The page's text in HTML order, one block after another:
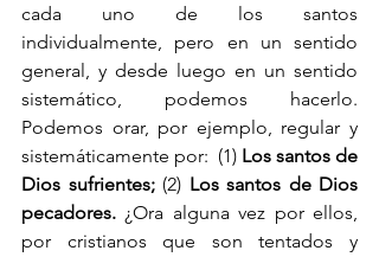
cada uno de los santos
individualmente, pero en un sentido
general, y desde luego en un sentido
sistemático, podemos hacerlo.
Podemos orar, por ejemplo, regular y
sistemáticamente por:  (1) Los santos de
Dios sufrientes; (2) Los santos de Dios
pecadores. ¿Ora alguna vez por ellos,
por cristianos que son tentados y